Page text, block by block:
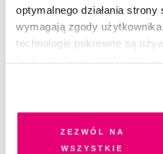
optymalnego działania
wymagają zgody
technologie pokrewne są
dobrowolną zgodę na pliki
pokrewne, zgadzasz się na
na Twoim urządzeniu
przetwarzanie danych.
Zezwól na
wszystkie
DOBRO
Ewa dla